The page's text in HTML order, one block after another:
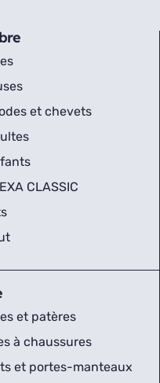
et chevets
CLASSIC
et patères
à chaussures
et portes-manteaux